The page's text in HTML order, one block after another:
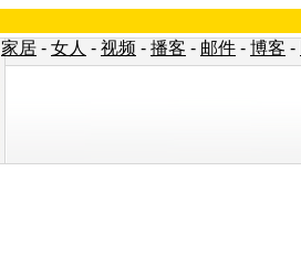
家居 - 女人 - 视频 - 播客 - 邮件 - 博客 -